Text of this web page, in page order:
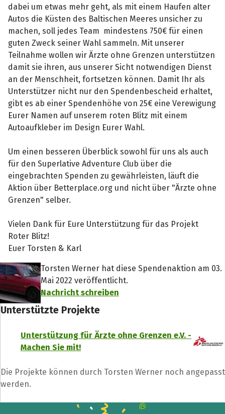
dabei um etwas mehr geht, als mit einem Haufen alter
Autos die Küsten des Baltischen Meeres unsicher zu
machen, soll jedes Team mindestens 750€ für einen
guten Zweck seiner Wahl sammeln. Mit unserer
Teilnahme wollen wir Ärzte ohne Grenzen unterstützen
damit sie ihren, aus unserer Sicht notwendigen Dienst
an der Menschheit, fortsetzen können. Damit Ihr als
Unterstützer nicht nur den Spendenbescheid erhaltet,
gibt es ab einer Spendenhöhe von 25€ eine Verewigung
Eurer Namen auf unserem roten Blitz mit einem
Autoaufkleber im Design Eurer Wahl.
Um einen besseren Überblick sowohl für uns als auch
für den Superlative Adventure Club über die
eingebrachten Spenden zu gewährleisten, läuft die
Aktion über Betterplace.org und nicht über "Ärzte ohne
Grenzen" selber.
Vielen Dank für Eure Unterstützung für das Projekt
Roter Blitz!
Euer Torsten & Karl
Torsten Werner hat diese Spendenaktion am 03.
Mai 2022 veröffentlicht.
Nachricht schreiben
Unterstützte Projekte
Unterstützung für Ärzte ohne Grenzen e.V. -
Machen Sie mit!
Die Projekte können durch Torsten Werner noch angepasst
werden.
Teile die Spendenaktion
Hilf mit noch mehr Spenden zu sammeln!
Facebook WhatsApp Messenger